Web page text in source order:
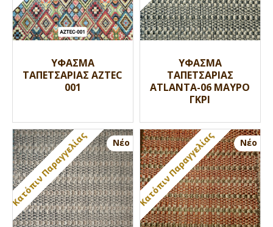
ΥΦΑΣΜΑ
ΤΑΠΕΤΣΑΡΙΑΣ AZTEC
001
ΥΦΑΣΜΑ
ΤΑΠΕΤΣΑΡΙΑΣ
ATLANTA-06 ΜΑΥΡΟ
ΓΚΡΙ
Nέο
Κατόπιν Παραγγελίας Nέο
Κατόπιν Παραγγελίας